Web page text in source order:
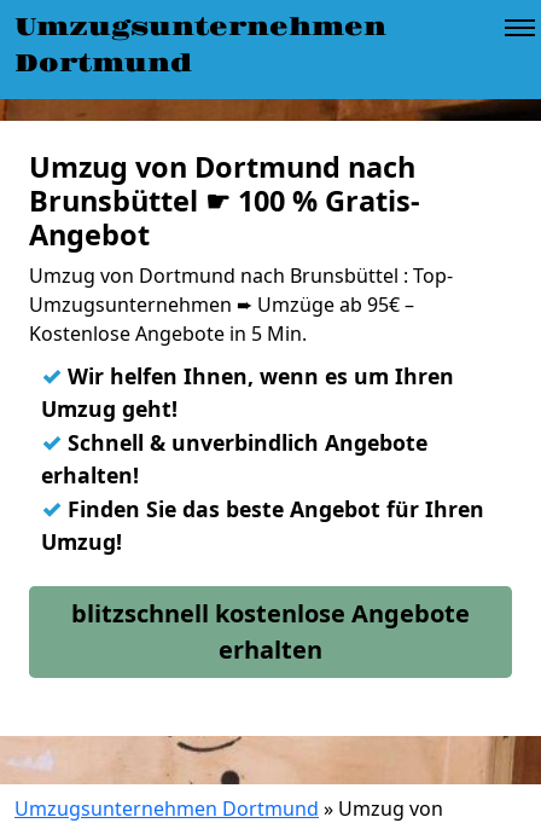
Umzugsunternehmen
Dortmund
Umzug von Dortmund nach
Brunsbüttel ☛ 100 % Gratis-
Angebot
Umzug von Dortmund nach Brunsbüttel : Top-
Umzugsunternehmen ➨ Umzüge ab 95€ –
Kostenlose Angebote in 5 Min.
✓ Wir helfen Ihnen, wenn es um Ihren
Umzug geht!
✓ Schnell & unverbindlich Angebote
erhalten!
✓ Finden Sie das beste Angebot für Ihren
Umzug!
blitzschnell kostenlose Angebote
erhalten
Umzugsunternehmen Dortmund » Umzug von